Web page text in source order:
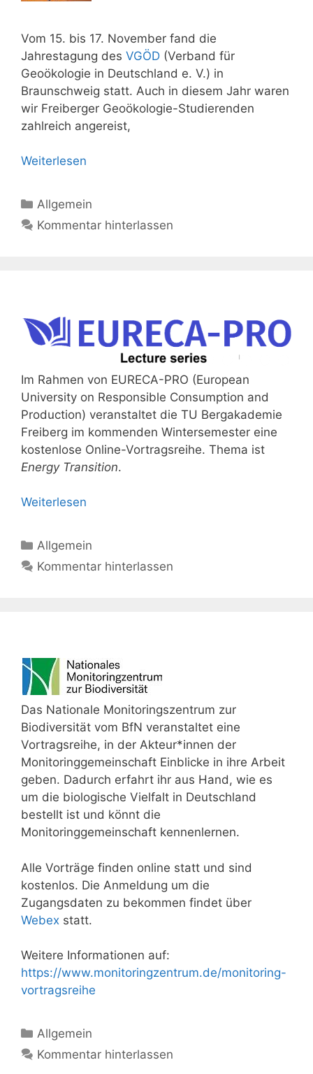
Vom 15. bis 17. November fand die
Jahrestagung des VGÖD (Verband für
Geoökologie in Deutschland e. V.) in
Braunschweig statt. Auch in diesem Jahr waren
wir Freiberger Geoökologie-Studierenden
zahlreich angereist,
Weiterlesen
Kategorien
Allgemein
Kommentar hinterlassen
Im Rahmen von EURECA-PRO (European
University on Responsible Consumption and
Production) veranstaltet die TU Bergakademie
Freiberg im kommenden Wintersemester eine
kostenlose Online-Vortragsreihe. Thema ist
Energy Transition.
Weiterlesen
Kategorien
Allgemein
Kommentar hinterlassen
Das Nationale Monitoringszentrum zur
Biodiversität vom BfN veranstaltet eine
Vortragsreihe, in der Akteur*innen der
Monitoringgemeinschaft Einblicke in ihre Arbeit
geben. Dadurch erfahrt ihr aus Hand, wie es
um die biologische Vielfalt in Deutschland
bestellt ist und könnt die
Monitoringgemeinschaft kennenlernen.
Alle Vorträge finden online statt und sind
kostenlos. Die Anmeldung um die
Zugangsdaten zu bekommen findet über
Webex statt.
Weitere Informationen auf:
https://www.monitoringzentrum.de/monitoring-
vortragsreihe
Kategorien
Allgemein
Kommentar hinterlassen